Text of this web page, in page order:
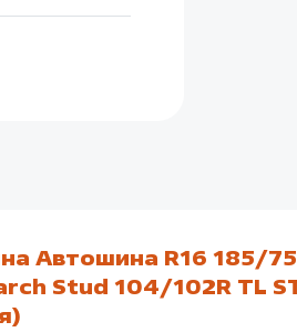
Автошина R16 185/
Stud 104/102R TL